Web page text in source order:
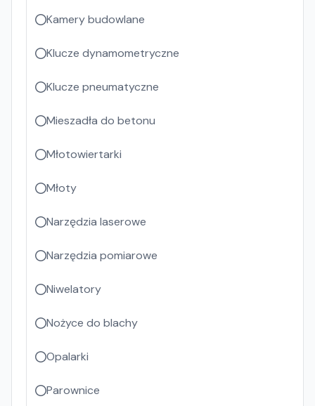
Kamery budowlane
Klucze dynamometryczne
Klucze pneumatyczne
Mieszadła do betonu
Młotowiertarki
Młoty
Narzędzia laserowe
Narzędzia pomiarowe
Niwelatory
Nożyce do blachy
Opalarki
Parownice